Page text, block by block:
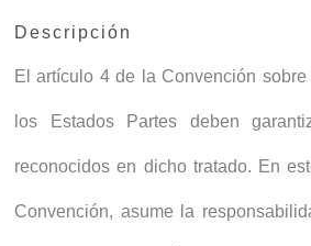
Descripción
El artículo 4 de la Convención
los Estados Partes deben
reconocidos en dicho tratado. En
Convención, asume la